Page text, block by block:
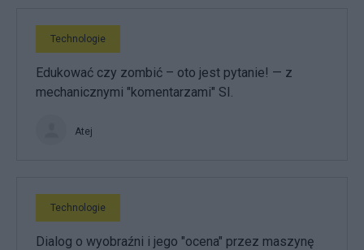
Technologie
Edukować czy zombić – oto jest pytanie! — z
mechanicznymi "komentarzami" SI.
Atej
Technologie
Dialog o wyobraźni i jego "ocena" przez maszynę